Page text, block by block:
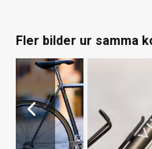
Fler bilder ur samma